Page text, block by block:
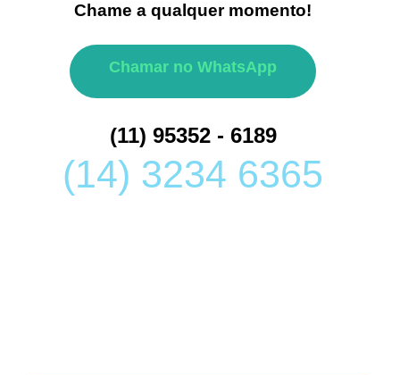
Chame a qualquer momento!
Chamar no WhatsApp
(11) 95352 - 6189
(14) 3234 6365